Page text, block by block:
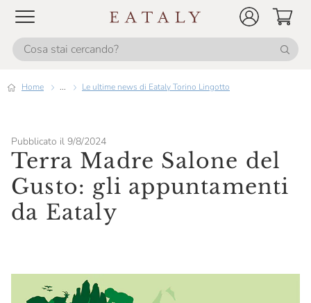
Home ... Le ultime news di Eataly Torino Lingotto
Pubblicato il 9/8/2024
Terra Madre Salone del
Gusto: gli appuntamenti
da Eataly